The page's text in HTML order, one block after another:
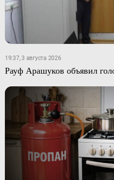
19:37, 3 августа 2026
Рауф Арашуков объявил